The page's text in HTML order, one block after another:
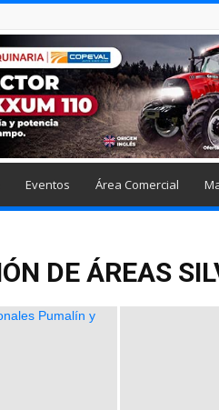
Eventos Área Comercial
DE ÁREAS